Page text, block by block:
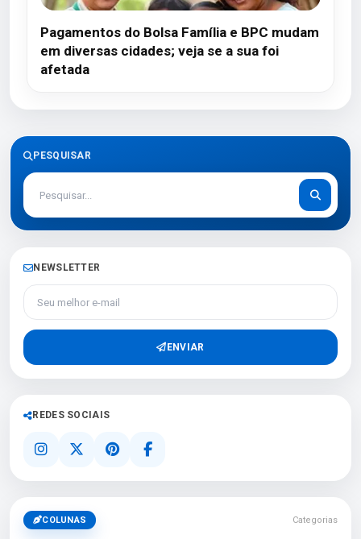
Pagamentos do Bolsa Família e BPC mudam
em diversas cidades; veja se a sua foi
afetada
PESQUISAR
NEWSLETTER
Seu melhor e-mail
ENVIAR
REDES SOCIAIS
COLUNAS Categorias